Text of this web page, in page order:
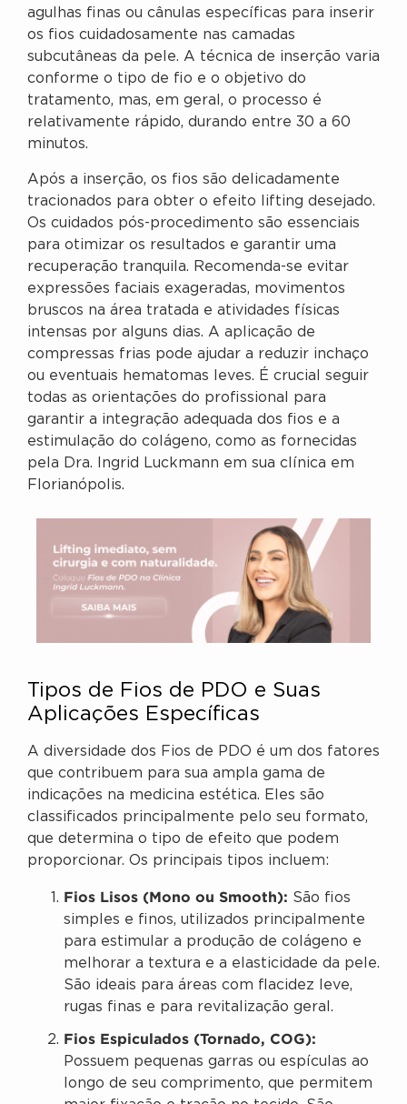
agulhas finas ou cânulas específicas para inserir
os fios cuidadosamente nas camadas
subcutâneas da pele. A técnica de inserção varia
conforme o tipo de fio e o objetivo do
tratamento, mas, em geral, o processo é
relativamente rápido, durando entre 30 a 60
minutos.
Após a inserção, os fios são delicadamente
tracionados para obter o efeito lifting desejado.
Os cuidados pós-procedimento são essenciais
para otimizar os resultados e garantir uma
recuperação tranquila. Recomenda-se evitar
expressões faciais exageradas, movimentos
bruscos na área tratada e atividades físicas
intensas por alguns dias. A aplicação de
compressas frias pode ajudar a reduzir inchaço
ou eventuais hematomas leves. É crucial seguir
todas as orientações do profissional para
garantir a integração adequada dos fios e a
estimulação do colágeno, como as fornecidas
pela Dra. Ingrid Luckmann em sua clínica em
Florianópolis.
Tipos de Fios de PDO e Suas
Aplicações Específicas
A diversidade dos Fios de PDO é um dos fatores
que contribuem para sua ampla gama de
indicações na medicina estética. Eles são
classificados principalmente pelo seu formato,
que determina o tipo de efeito que podem
proporcionar. Os principais tipos incluem:
Fios Lisos (Mono ou Smooth): São fios
simples e finos, utilizados principalmente
para estimular a produção de colágeno e
melhorar a textura e a elasticidade da pele.
São ideais para áreas com flacidez leve,
rugas finas e para revitalização geral.
Fios Espiculados (Tornado, COG):
Possuem pequenas garras ou espículas ao
longo de seu comprimento, que permitem